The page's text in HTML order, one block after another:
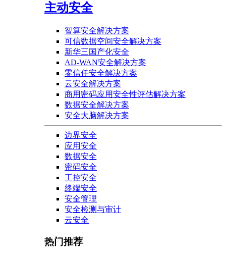
主动安全
智算安全解决方案
可信数据空间安全解决方案
新华三国产化安全
AD-WAN安全解决方案
零信任安全解决方案
云安全解决方案
商用密码应用安全性评估解决方案
数据安全解决方案
安全大脑解决方案
边界安全
应用安全
数据安全
密码安全
工控安全
终端安全
安全管理
安全检测与审计
云安全
热门推荐